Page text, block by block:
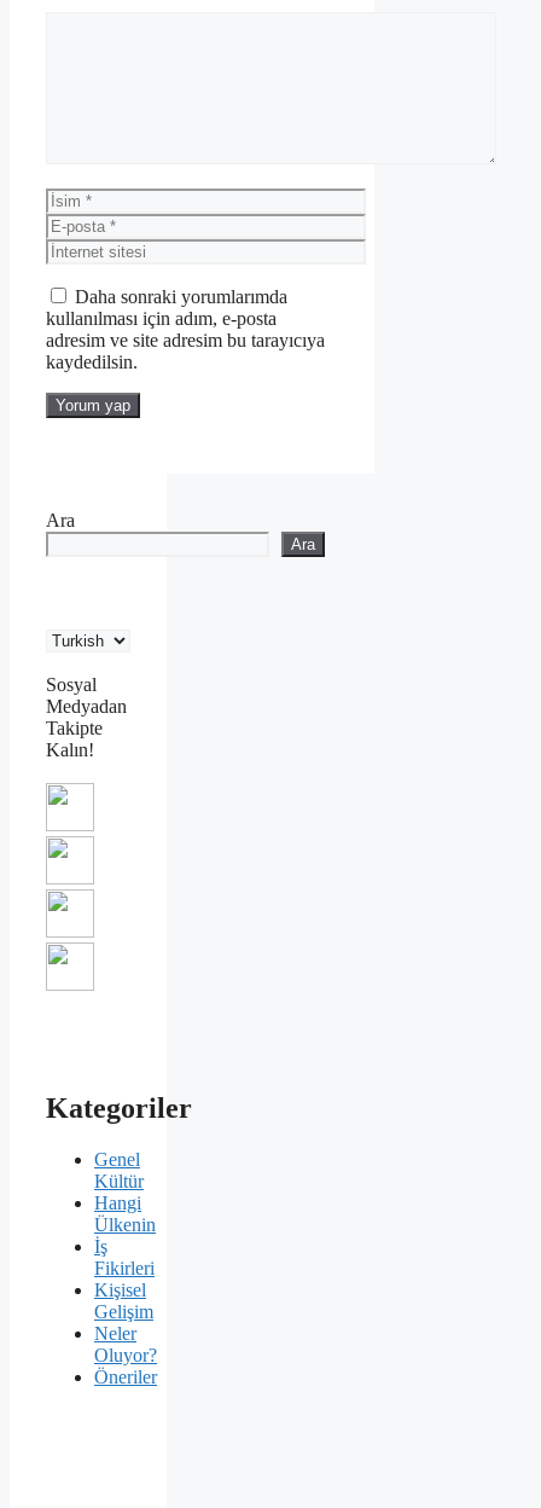
İsim
E-
posta
İnternet
sitesi
Daha sonraki yorumlarımda
kullanılması için adım, e-posta
adresim ve site adresim bu tarayıcıya
kaydedilsin.
Ara
Ara
Sosyal
Medyadan
Takipte
Kalın!
Kategoriler
Genel
Kültür
Hangi
Ülkenin
İş
Fikirleri
Kişisel
Gelişim
Neler
Oluyor?
Öneriler